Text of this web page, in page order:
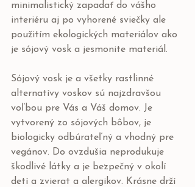
minimalistický zapadať do vášho
interiéru aj po vyhorené sviečky ale
použitím ekologických materiálov ako
je sójový vosk a jesmonite materiál.
Sójový vosk je a všetky rastlinné
alternatívy voskov sú najzdravšou
voľbou pre Vás a Váš domov. Je
vytvorený zo sójových bôbov, je
biologicky odbúrateľný a vhodný pre
vegánov. Do ovzdušia neprodukuje
škodlivé látky a je bezpečný v okolí
detí a zvierat a alergikov. Krásne drží